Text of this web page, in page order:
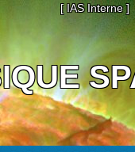
[ IAS Interne ]